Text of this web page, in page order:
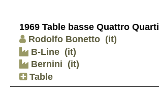
1969 Table basse Quattro Quarti
Rodolfo Bonetto (it)
B-Line (it)
Bernini (it)
Table